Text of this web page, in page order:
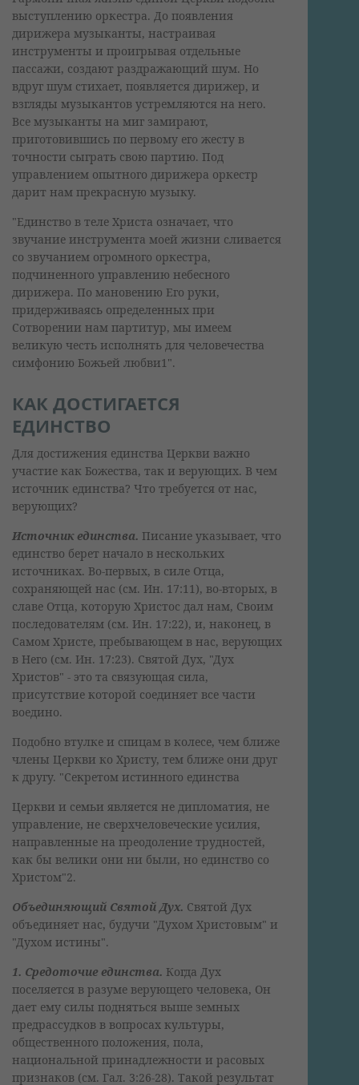
выступлению оркестра. До появления
дирижера музыканты, настраивая
инструменты и проигрывая отдельные
пассажи, создают раздражающий шум. Но
вдруг шум стихает, появляется дирижер, и
взгляды музыкантов устремляются на него.
Все музыканты на миг замирают,
приготовившись по первому его жесту в
точности сыграть свою партию. Под
управлением опытного дирижера оркестр
дарит нам прекрасную музыку.
"Единство в теле Христа означает, что
звучание инструмента моей жизни сливается
со звучанием огромного оркестра,
подчиненного управлению небесного
дирижера. По мановению Его руки,
придерживаясь определенных при
Сотворении нам партитур, мы имеем
великую честь исполнять для человечества
симфонию Божьей любви1".
КАК ДОСТИГАЕТСЯ
ЕДИНСТВО
Для достижения единства Церкви важно
участие как Божества, так и верующих. В чем
источник единства? Что требуется от нас,
верующих?
Источник единства. Писание указывает, что
единство берет начало в нескольких
источниках. Во-первых, в силе Отца,
сохраняющей нас (см. Ин. 17:11), во-вторых, в
славе Отца, которую Христос дал нам, Своим
последователям (см. Ин. 17:22), и, наконец, в
Самом Христе, пребывающем в нас, верующих
в Него (см. Ин. 17:23). Святой Дух, "Дух
Христов" - это та связующая сила,
присутствие которой соединяет все части
воедино.
Подобно втулке и спицам в колесе, чем ближе
члены Церкви ко Христу, тем ближе они друг
к другу. "Секретом истинного единства
Церкви и семьи является не дипломатия, не
управление, не сверхчеловеческие усилия,
направленные на преодоление трудностей,
как бы велики они ни были, но единство со
Христом"2.
Объединяющий Святой Дух. Святой Дух
объединяет нас, будучи "Духом Христовым" и
"Духом истины".
1. Средоточие единства. Когда Дух
поселяется в разуме верующего человека, Он
дает ему силы подняться выше земных
предрассудков в вопросах культуры,
общественного положения, пола,
национальной принадлежности и расовых
признаков (см. Гал. 3:26-28). Такой результат